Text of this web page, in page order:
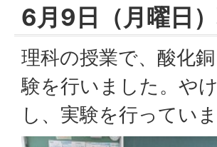
6月9日（月曜日
理科の授業で、酸化
験を行いました。や
し、実験を行っていま